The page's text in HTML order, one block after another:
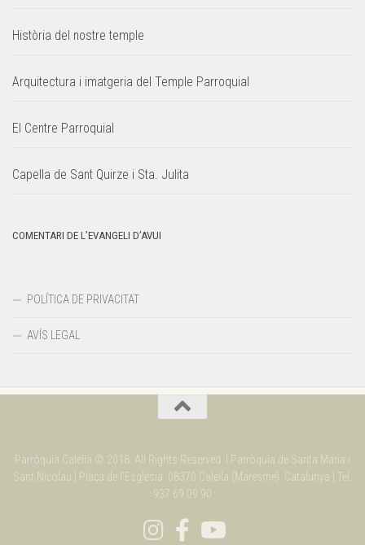
Història del nostre temple
Arquitectura i imatgeria del Temple Parroquial
El Centre Parroquial
Capella de Sant Quirze i Sta. Julita
COMENTARI DE L’EVANGELI D’AVUI
POLÍTICA DE PRIVACITAT
AVÍS LEGAL
Parròquia Calella © 2018. All Rights Reserved. | Parròquia de Santa Maria i
Sant Nicolau | Plaça de l'Església. 08370 Calella (Maresme). Catalunya | Tel.
937 69 09 90